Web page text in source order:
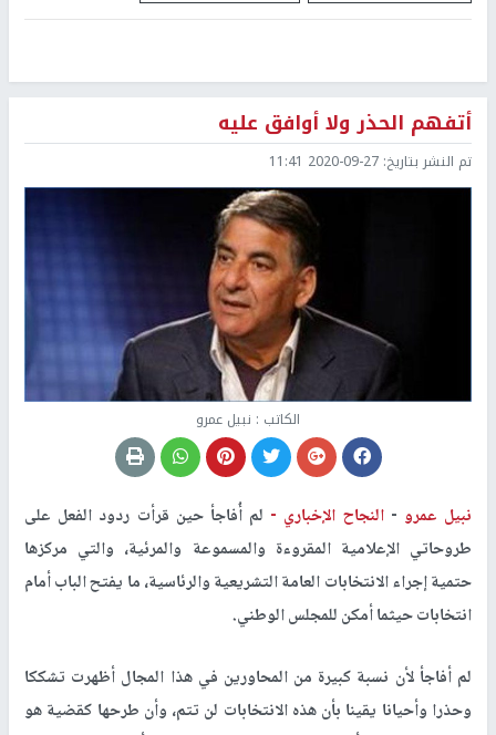
أتفهم الحذر ولا أوافق عليه
تم النشر بتاريخ: 2020-09-27 11:41
الكاتب : نبيل عمرو
نبيل عمرو -النجاح الإخباري - لم أُفاجأ حين قرأت ردود الفعل على
طروحاتي الإعلامية المقروءة والمسموعة والمرئية، والتي مركزها
حتمية إجراء الانتخابات العامة التشريعية والرئاسية، ما يفتح الباب أمام
انتخابات حيثما أمكن للمجلس الوطني.
لم أفاجأ لأن نسبة كبيرة من المحاورين في هذا المجال أظهرت تشككا
وحذرا وأحيانا يقينا بأن هذه الانتخابات لن تتم، وأن طرحها كقضية هو